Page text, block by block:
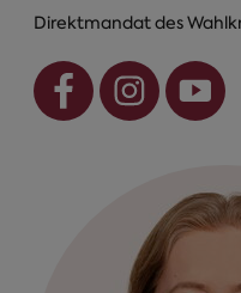
Direktmandat des